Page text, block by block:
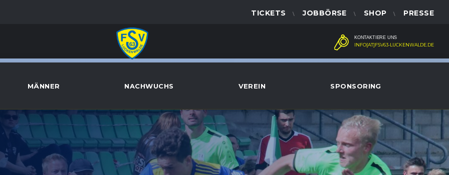
TICKETS JOBBÖRSE SHOP PRESSE
KONTAKTIERE UNS
INFO[AT]FSV63-LUCKENWALDE.DE
MÄNNER NACHWUCHS VEREIN SPONSORING